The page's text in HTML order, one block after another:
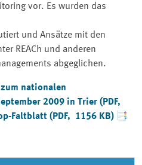
vor. Es wurden das
und Ansätze mit den
REACh und anderen
abgeglichen.
nationalen
2009 in Trier (PDF,
Faltblatt (PDF, 1156 KB)